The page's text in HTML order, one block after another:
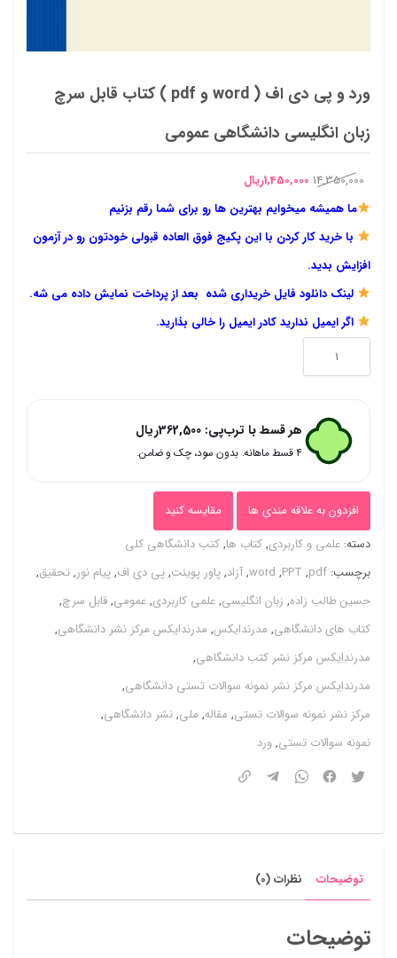
ورد و پی دی اف ( word و pdf ) کتاب قابل سرچ
زبان انگلیسی دانشگاهی عمومی
14,350,000 قیمت
اصلی
14,350,000ریال
بود.
1,450,000ریال
فعلی
1,450,000ریال
ما همیشه میخوایم بهترین ها رو برای شما رقم بزنیم
با خرید کار کردن با این پکیج فوق العاده قبولی خودتون رو در آزمون
افزایش بدید.
لینک دانلود فایل خریداری شده بعد از پرداخت نمایش داده می شه.
اگر ایمیل ندارید کادر ایمیل را خالی بذارید.
و
(
word
و
pdf
)
کتاب
قابل
سرچ
زبان
انگلیسی
دانشگاهی
عدد
هر قسط با ترب‌پی: 362,500ریال
۴ قسط ماهانه. بدون سود، چک و ضامن.
افزدون به علاقه مندی ها
مقایسه کنید
دسته: علمی و کاربردی,کتاب ها,کتب دانشگاهی کلی
برچسب: pdf
,
PPT
,
word
,آزاد,پاور پوینت,پی دی اف,پیام نور,تحقیق,
حسین طالب زاده, زبان انگلیسی,علمی کاربردی,عمومی,قابل سرچ,
کتاب های دانشگاهی, مدرندایکس, مدرندایکس مرکز نشر دانشگاهی,
مدرندایکس مرکز نشر کتب دانشگاهی,
مدرندایکس مرکز نشر نمونه سوالات تستی دانشگاهی,
مرکز نشر نمونه سوالات تستی, مقاله, ملی,نشر دانشگاهی,
نمونه سوالات تستی,ورد
توضیحات نظرات (0)
توضیحات